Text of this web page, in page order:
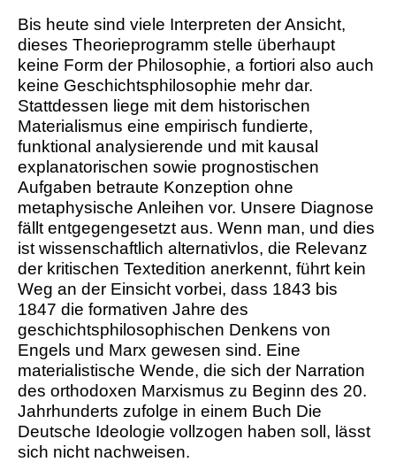
Bis heute sind viele Interpreten der Ansicht,
dieses Theorieprogramm stelle überhaupt
keine Form der Philosophie, a fortiori also auch
keine Geschichtsphilosophie mehr dar.
Stattdessen liege mit dem historischen
Materialismus eine empirisch fundierte,
funktional analysierende und mit kausal
explanatorischen sowie prognostischen
Aufgaben betraute Konzeption ohne
metaphysische Anleihen vor. Unsere Diagnose
fällt entgegengesetzt aus. Wenn man, und dies
ist wissenschaftlich alternativlos, die Relevanz
der kritischen Textedition anerkennt, führt kein
Weg an der Einsicht vorbei, dass 1843 bis
1847 die formativen Jahre des
geschichtsphilosophischen Denkens von
Engels und Marx gewesen sind. Eine
materialistische Wende, die sich der Narration
des orthodoxen Marxismus zu Beginn des 20.
Jahrhunderts zufolge in einem Buch Die
Deutsche Ideologie vollzogen haben soll, lässt
sich nicht nachweisen.